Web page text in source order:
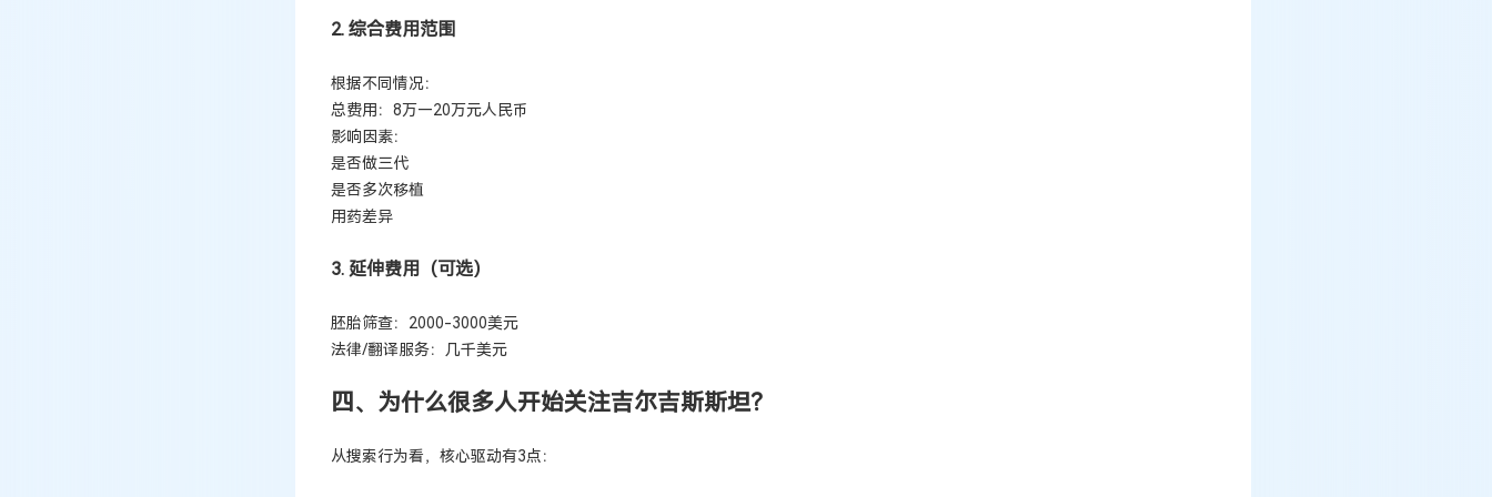
2. 综合费用范围
根据不同情况：
总费用：8万—20万元人民币
影响因素：
是否做三代
是否多次移植
用药差异
3. 延伸费用（可选）
胚胎筛查：2000-3000美元
法律/翻译服务：几千美元
四、为什么很多人开始关注吉尔吉斯斯坦？
从搜索行为看，核心驱动有3点：